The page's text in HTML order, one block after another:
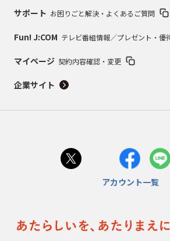
サポート お困りごと解決・よくあるご質問
Fun! J:COM テレビ番組情報／プレゼント・優
マイページ 契約内容確認・変更
企業サイト
アカウント一覧